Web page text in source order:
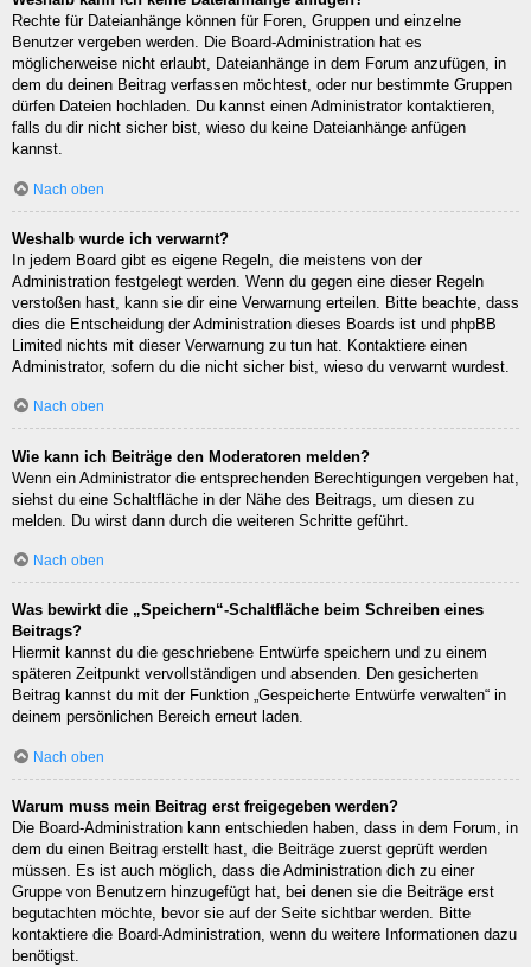
Rechte für Dateianhänge können für Foren, Gruppen und einzelne
Benutzer vergeben werden. Die Board-Administration hat es
möglicherweise nicht erlaubt, Dateianhänge in dem Forum anzufügen, in
dem du deinen Beitrag verfassen möchtest, oder nur bestimmte Gruppen
dürfen Dateien hochladen. Du kannst einen Administrator kontaktieren,
falls du dir nicht sicher bist, wieso du keine Dateianhänge anfügen
kannst.
Nach oben
Weshalb wurde ich verwarnt?
In jedem Board gibt es eigene Regeln, die meistens von der
Administration festgelegt werden. Wenn du gegen eine dieser Regeln
verstoßen hast, kann sie dir eine Verwarnung erteilen. Bitte beachte, dass
dies die Entscheidung der Administration dieses Boards ist und phpBB
Limited nichts mit dieser Verwarnung zu tun hat. Kontaktiere einen
Administrator, sofern du die nicht sicher bist, wieso du verwarnt wurdest.
Nach oben
Wie kann ich Beiträge den Moderatoren melden?
Wenn ein Administrator die entsprechenden Berechtigungen vergeben hat,
siehst du eine Schaltfläche in der Nähe des Beitrags, um diesen zu
melden. Du wirst dann durch die weiteren Schritte geführt.
Nach oben
Was bewirkt die „Speichern“-Schaltfläche beim Schreiben eines
Beitrags?
Hiermit kannst du die geschriebene Entwürfe speichern und zu einem
späteren Zeitpunkt vervollständigen und absenden. Den gesicherten
Beitrag kannst du mit der Funktion „Gespeicherte Entwürfe verwalten“ in
deinem persönlichen Bereich erneut laden.
Nach oben
Warum muss mein Beitrag erst freigegeben werden?
Die Board-Administration kann entschieden haben, dass in dem Forum, in
dem du einen Beitrag erstellt hast, die Beiträge zuerst geprüft werden
müssen. Es ist auch möglich, dass die Administration dich zu einer
Gruppe von Benutzern hinzugefügt hat, bei denen sie die Beiträge erst
begutachten möchte, bevor sie auf der Seite sichtbar werden. Bitte
kontaktiere die Board-Administration, wenn du weitere Informationen dazu
benötigst.